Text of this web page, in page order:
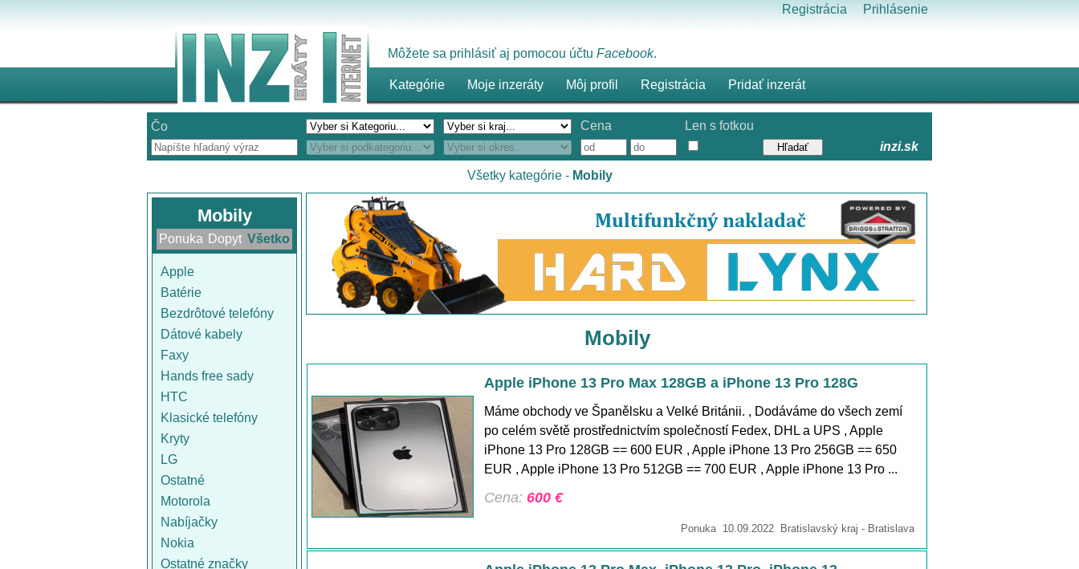
Registrácia Prihlásenie
Môžete sa prihlásiť aj pomocou účtu Facebook.
Kategórie Moje inzeráty Môj profil Registrácia Pridať inzerát
Čo Cena
Len s fotkou
inzi.sk
Všetky kategórie- Mobily
Mobily
Ponuka Dopyt Všetko
Apple
Batérie
Bezdrôtové telefóny
Dátové kabely
Faxy
Hands free sady
HTC
Klasické telefóny
Kryty
LG
Ostatné
Motorola
Nabíjačky
Nokia
Ostatné značky
Mobily
Apple iPhone 13 Pro Max 128GB a iPhone 13 Pro 128G
Máme obchody ve Španělsku a Velké Británii. , Dodáváme do všech zemí
po celém světě prostřednictvím společností Fedex, DHL a UPS , Apple
iPhone 13 Pro 128GB == 600 EUR , Apple iPhone 13 Pro 256GB == 650
EUR , Apple iPhone 13 Pro 512GB == 700 EUR , Apple iPhone 13 Pro ...
Cena: 600 €
Ponuka 10.09.2022 Bratislavský kraj - Bratislava